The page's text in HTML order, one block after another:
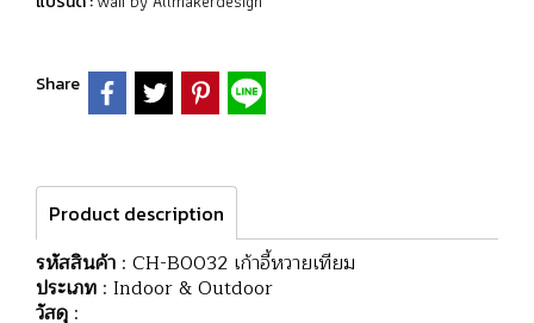
Share
Product description
รหัสสินค้า : CH-B0032 เก้าอี้หวายเทียม
ประเภท : Indoor & Outdoor
วัสดุ :